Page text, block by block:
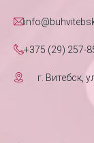
+375 (29) 257-
г. Витебск,